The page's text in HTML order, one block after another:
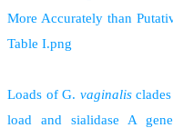
Loads of G. vaginalis
load and sialidase A